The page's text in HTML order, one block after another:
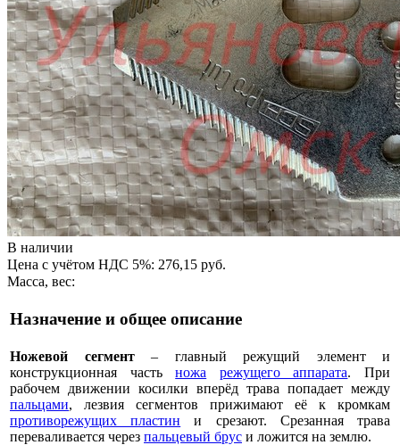
В наличии
Цена с учётом НДС 5%: 276,15 руб.
Масса, вес:
Назначение и общее описание
Ножевой сегмент– главный режущий элемент и
конструкционная частьножа режущего аппарата. При
рабочем движении косилки вперёд трава попадает между
пальцами, лезвия сегментов прижимают её к кромкам
противорежущих пластин и срезают. Срезанная трава
переваливается через пальцевый брус и ложится на землю.